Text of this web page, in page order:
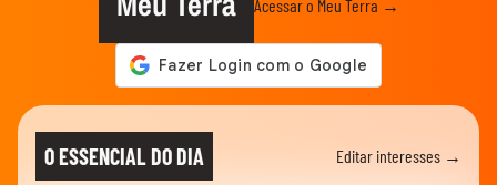
Acessar o Meu Terra →
O ESSENCIAL DO DIA Editar interesses →